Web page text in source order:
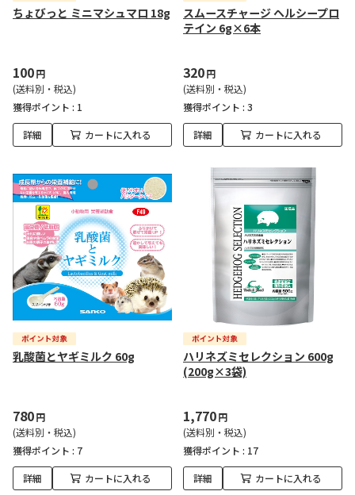
ちょびっと ミニマシュマロ 18g
100円
(送料別・税込)
獲得ポイント : 1
詳細 カートに入れる
スムースチャージ ヘルシープロ
テイン 6g×6本
320円
(送料別・税込)
獲得ポイント : 3
詳細 カートに入れる
乳酸菌とヤギミルク 60g
780円
(送料別・税込)
獲得ポイント : 7
詳細 カートに入れる
ハリネズミセレクション 600g
(200g×3袋)
1,770円
(送料別・税込)
獲得ポイント : 17
詳細 カートに入れる